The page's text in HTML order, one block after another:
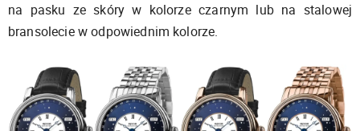
na pasku ze skóry w kolorze czarnym lub na stalowej
bransolecie w odpowiednim kolorze.